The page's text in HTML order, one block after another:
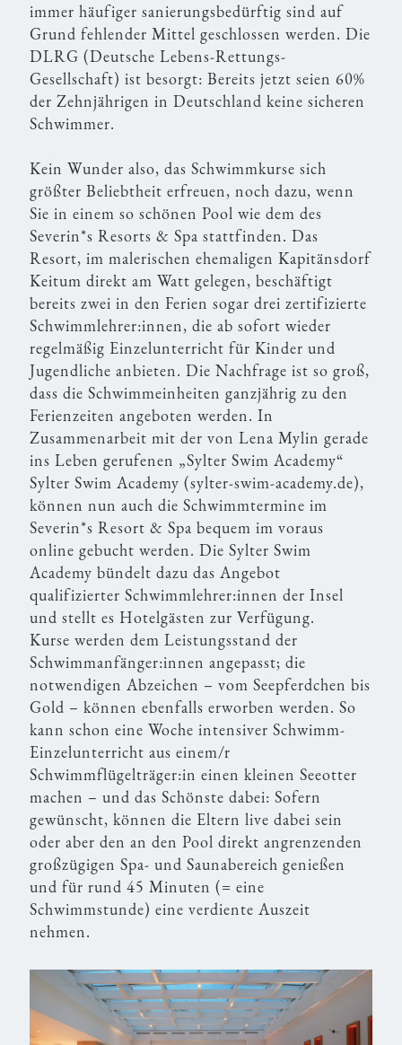
immer häufiger sanierungsbedürftig sind auf
Grund fehlender Mittel geschlossen werden. Die
DLRG (Deutsche Lebens-Rettungs-
Gesellschaft) ist besorgt: Bereits jetzt seien 60%
der Zehnjährigen in Deutschland keine sicheren
Schwimmer.
Kein Wunder also, das Schwimmkurse sich
größter Beliebtheit erfreuen, noch dazu, wenn
Sie in einem so schönen Pool wie dem des
Severin*s Resorts & Spa stattfinden. Das
Resort, im malerischen ehemaligen Kapitänsdorf
Keitum direkt am Watt gelegen, beschäftigt
bereits zwei in den Ferien sogar drei zertifizierte
Schwimmlehrer:innen, die ab sofort wieder
regelmäßig Einzelunterricht für Kinder und
Jugendliche anbieten. Die Nachfrage ist so groß,
dass die Schwimmeinheiten ganzjährig zu den
Ferienzeiten angeboten werden. In
Zusammenarbeit mit der von Lena Mylin gerade
ins Leben gerufenen „Sylter Swim Academy“
Sylter Swim Academy (sylter-swim-academy.de),
können nun auch die Schwimmtermine im
Severin*s Resort & Spa bequem im voraus
online gebucht werden. Die Sylter Swim
Academy bündelt dazu das Angebot
qualifizierter Schwimmlehrer:innen der Insel
und stellt es Hotelgästen zur Verfügung.
Kurse werden dem Leistungsstand der
Schwimmanfänger:innen angepasst; die
notwendigen Abzeichen – vom Seepferdchen bis
Gold – können ebenfalls erworben werden. So
kann schon eine Woche intensiver Schwimm-
Einzelunterricht aus einem/r
Schwimmflügelträger:in einen kleinen Seeotter
machen – und das Schönste dabei: Sofern
gewünscht, können die Eltern live dabei sein
oder aber den an den Pool direkt angrenzenden
großzügigen Spa- und Saunabereich genießen
und für rund 45 Minuten (= eine
Schwimmstunde) eine verdiente Auszeit
nehmen.